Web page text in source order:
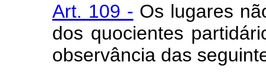
Art. 109 - Os lugares
dos quocientes
observância das